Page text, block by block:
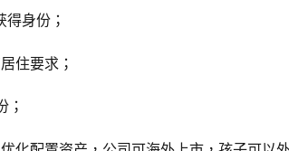
身份；
住要求；
；